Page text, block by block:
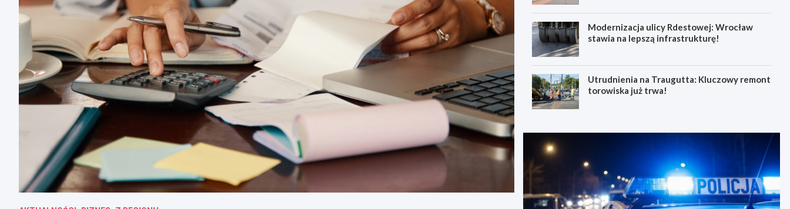
Modernizacja ulicy Rdestowej: Wrocław
stawia na lepszą infrastrukturę!
Utrudnienia na Traugutta: Kluczowy remont
torowiska już trwa!